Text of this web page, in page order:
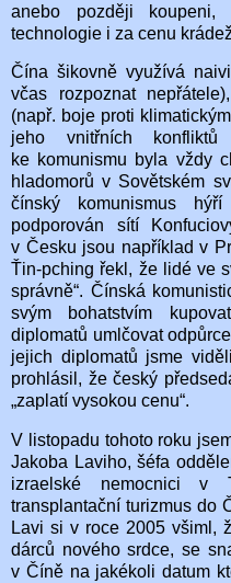
anebo později
technologie i za cenu
Čína šikovně využívá
včas rozpoznat
(např. boje proti
jeho vnitřních
ke komunismu byla vždy
hladomorů v Sovětském
čínský komunismus
podporován sítí
v Česku jsou například v
Ťin-pching řekl, že lidé ve
správně“. Čínská
svým bohatstvím
diplomatů umlčovat
jejich diplomatů jsme
prohlásil, že český
„zaplatí vysokou cenu“.
V listopadu tohoto roku
Jakoba Laviho, šéfa
izraelské nemocnici v
transplantační turizmus do
Lavi si v roce 2005 všiml,
dárců nového srdce, se
v Číně na jakékoli datum